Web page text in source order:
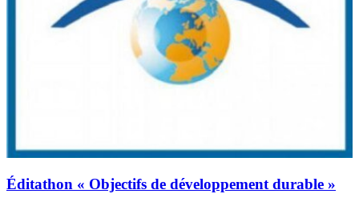
Éditathon « Objectifs de développement durable »